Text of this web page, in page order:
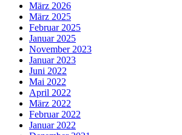
März 2026
März 2025
Februar 2025
Januar 2025
November 2023
Januar 2023
Juni 2022
Mai 2022
April 2022
März 2022
Februar 2022
Januar 2022